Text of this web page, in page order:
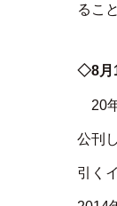
るこ
◇8月
20
公刊
引く